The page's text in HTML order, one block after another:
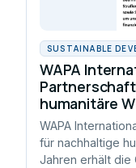
SUSTAINABLE
WAPA
humanitäre
WAPA
für nachhaltige
Jahren erhält die